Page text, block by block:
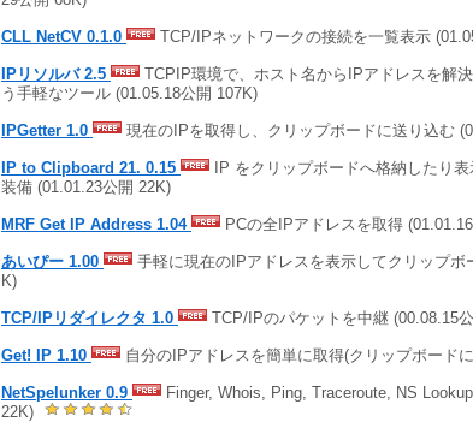
CLL NetCV 0.1.0 TCP/IPネットワークの接続を一覧表示
IPリソルバ 2.5
TCPIP環境で、ホスト名からIPアドレスを解
う手軽なツール (01.05.18公開 107K)
IPGetter 1.0 現在のIPを取得し、クリップボードに送り込む
IP to Clipboard 21. 0.15
IP をクリップボードへ格納したり
装備 (01.01.23公開 22K)
MRF Get IP Address 1.04 PCの全IPアドレスを取得
あいぴー 1.00
手軽に現在のIPアドレスを表示してクリップボ
K)
TCP/IPリダイレクタ 1.0 TCP/IPのパケットを中継 (00.08.15
Get! IP 1.10 自分のIPアドレスを簡単に取得(クリップボード
NetSpelunker 0.9
Finger, Whois, Ping, Traceroute, NS
22K)